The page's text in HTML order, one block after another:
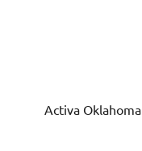
Activa Oklahoma